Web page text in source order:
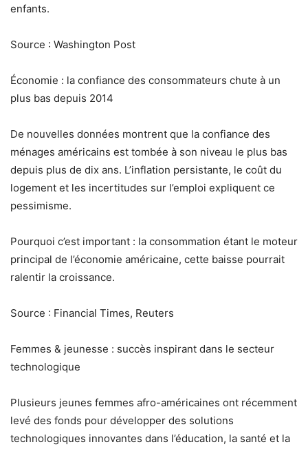
enfants.
Source : Washington Post
Économie : la confiance des consommateurs chute à un
plus bas depuis 2014
De nouvelles données montrent que la confiance des
ménages américains est tombée à son niveau le plus bas
depuis plus de dix ans. L’inflation persistante, le coût du
logement et les incertitudes sur l’emploi expliquent ce
pessimisme.
Pourquoi c’est important : la consommation étant le moteur
principal de l’économie américaine, cette baisse pourrait
ralentir la croissance.
Source : Financial Times, Reuters
Femmes & jeunesse : succès inspirant dans le secteur
technologique
Plusieurs jeunes femmes afro-américaines ont récemment
levé des fonds pour développer des solutions
technologiques innovantes dans l’éducation, la santé et la